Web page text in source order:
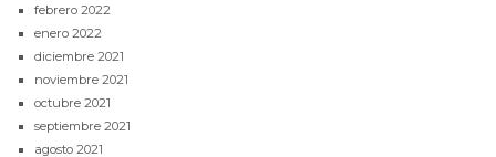
febrero 2022
enero 2022
diciembre 2021
noviembre 2021
octubre 2021
septiembre 2021
agosto 2021